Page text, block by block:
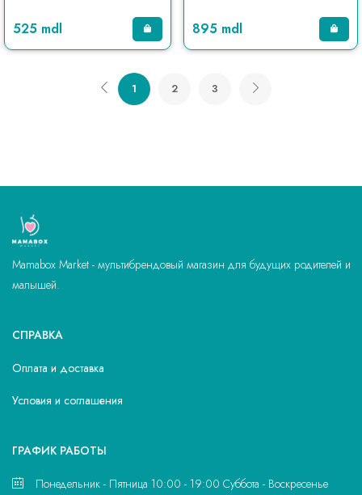
525 mdl 895 mdl
1 2 3
Mamabox Market - мультибрендовый магазин для будущих родителей и
малышей.
СПРАВКА
Оплата и доставка
Условия и соглашения
ГРАФИК РАБОТЫ
Понедельник - Пятница 10:00 - 19:00 Суббота - Воскресенье